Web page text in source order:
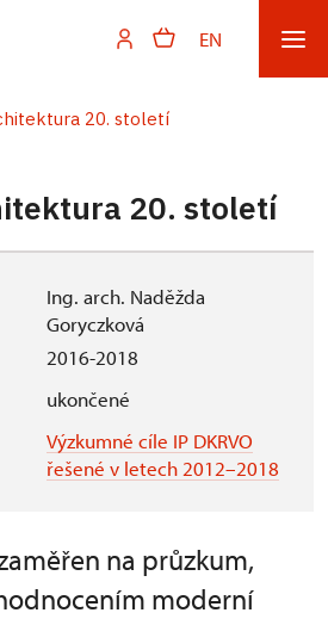
EN
20. století
20. století
Ing. arch. Naděžda
Goryczková
2016-2018
ukončené
Výzkumné cíle IP DKRVO
řešené v letech 2012–2018
na průzkum,
moderní